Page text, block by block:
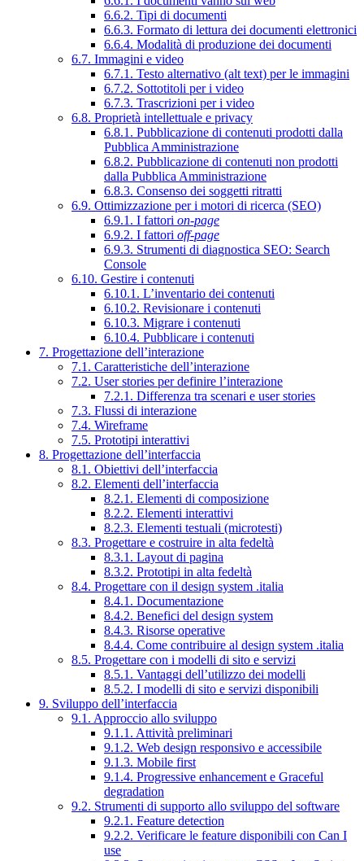
6.6.2. Tipi di documenti
6.6.3. Formato di lettura dei documenti elettronici
6.6.4. Modalità di produzione dei documenti
6.7. Immagini e video
6.7.1. Testo alternativo (alt text) per le immagini
6.7.2. Sottotitoli per i video
6.7.3. Trascrizioni per i video
6.8. Proprietà intellettuale e privacy
6.8.1. Pubblicazione di contenuti prodotti dalla
Pubblica Amministrazione
6.8.2. Pubblicazione di contenuti non prodotti
dalla Pubblica Amministrazione
6.8.3. Consenso dei soggetti ritratti
6.9. Ottimizzazione per i motori di ricerca (SEO)
6.9.1. I fattori on-page
6.9.2. I fattori off-page
6.9.3. Strumenti di diagnostica SEO: Search
Console
6.10. Gestire i contenuti
6.10.1. L’inventario dei contenuti
6.10.2. Revisionare i contenuti
6.10.3. Migrare i contenuti
6.10.4. Pubblicare i contenuti
7. Progettazione dell’interazione
7.1. Caratteristiche dell’interazione
7.2. User stories per definire l’interazione
7.2.1. Differenza tra scenari e user stories
7.3. Flussi di interazione
7.4. Wireframe
7.5. Prototipi interattivi
8. Progettazione dell’interfaccia
8.1. Obiettivi dell’interfaccia
8.2. Elementi dell’interfaccia
8.2.1. Elementi di composizione
8.2.2. Elementi interattivi
8.2.3. Elementi testuali (microtesti)
8.3. Progettare e costruire in alta fedeltà
8.3.1. Layout di pagina
8.3.2. Prototipi in alta fedeltà
8.4. Progettare con il design system .italia
8.4.1. Documentazione
8.4.2. Benefici del design system
8.4.3. Risorse operative
8.4.4. Come contribuire al design system .italia
8.5. Progettare con i modelli di sito e servizi
8.5.1. Vantaggi dell’utilizzo dei modelli
8.5.2. I modelli di sito e servizi disponibili
9. Sviluppo dell’interfaccia
9.1. Approccio allo sviluppo
9.1.1. Attività preliminari
9.1.2. Web design responsivo e accessibile
9.1.3. Mobile first
9.1.4. Progressive enhancement e Graceful
degradation
9.2. Strumenti di supporto allo sviluppo del software
9.2.1. Feature detection
9.2.2. Verificare le feature disponibili con Can I
use